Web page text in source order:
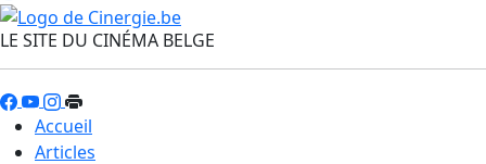
LE SITE DU CINÉMA BELGE
Accueil
Articles